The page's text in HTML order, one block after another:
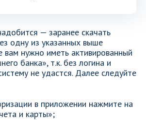
— заранее скачать
одну из указанных выше
вам нужно иметь активированный
банка», т.к. без логина и
не удастся. Далее следуйте
в приложении нажмите на
и карты»;